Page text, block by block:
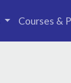
Courses &